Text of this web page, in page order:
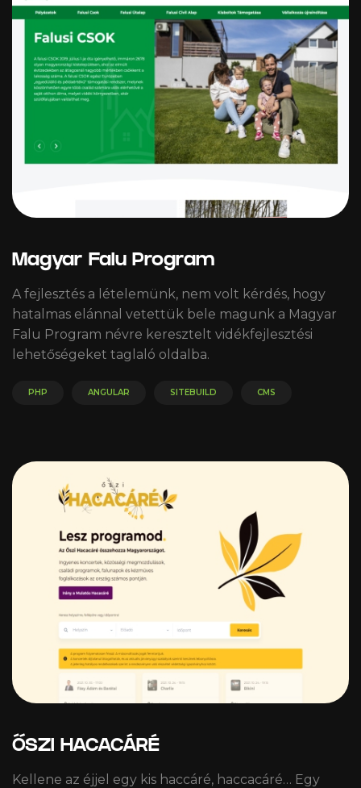
Magyar Falu Program
A fejlesztés a lételemünk, nem volt kérdés, hogy
hatalmas elánnal vetettük bele magunk a Magyar
Falu Program névre keresztelt vidékfejlesztési
lehetőségeket taglaló oldalba.
PHP ANGULAR SITEBUILD CMS
ŐSZI HACACÁRÉ
Kellene az éjjel egy kis haccáré, haccacáré… Egy